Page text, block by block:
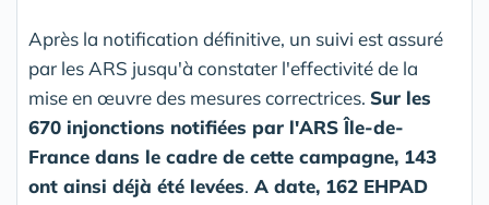
Après la notification définitive, un suivi est assuré
par les ARS jusqu'à constater l'effectivité de la
mise en œuvre des mesures correctrices. Sur les
670 injonctions notifiées par l'ARS Île-de-
France dans le cadre de cette campagne, 143
ont ainsi déjà été levées. A date, 162 EHPAD